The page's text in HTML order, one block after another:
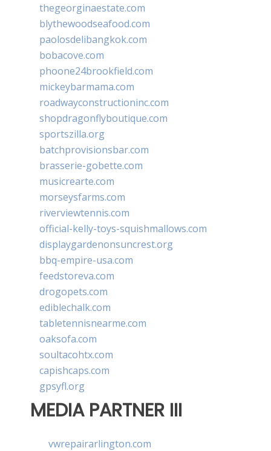
thegeorginaestate.com
blythewoodseafood.com
paolosdelibangkok.com
bobacove.com
phoone24brookfield.com
mickeybarmama.com
roadwayconstructioninc.com
shopdragonflyboutique.com
sportszilla.org
batchprovisionsbar.com
brasserie-gobette.com
musicrearte.com
morseysfarms.com
riverviewtennis.com
official-kelly-toys-squishmallows.com
displaygardenonsuncrest.org
bbq-empire-usa.com
feedstoreva.com
drogopets.com
ediblechalk.com
tabletennisnearme.com
oaksofa.com
soultacohtx.com
capishcaps.com
gpsyfl.org
MEDIA PARTNER III
vwrepairarlington.com